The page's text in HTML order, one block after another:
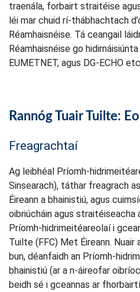
traenála, forbairt straitéise
léi mar chuid rí-thábhachtach
Réamhaisnéise. Tá ceangail
Réamhaisnéise go
EUMETNET, agus DG-ECHO
Rannóg Tuair Tuilte:
Freagrachtaí
Ag leibhéal Príomh-
Sinsearach), táthar freagrach
Éireann a bhainistiú, agus
oibriúcháin agus straitéiseacha
Príomh-hidrimeitéareolaí i
Tuilte (FFC) Met Éireann. Nuair
bun, déanfaidh an Príomh-
bhainistiú (ar a n-áireofar
beidh sé i gceannas ar